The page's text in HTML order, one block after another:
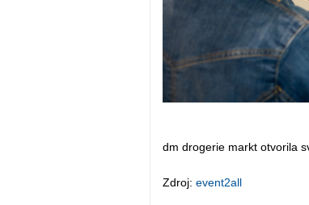
dm drogerie markt otvorila
Zdroj: event2all